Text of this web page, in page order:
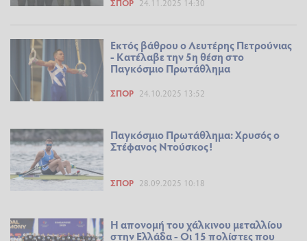
ΣΠΟΡ 24.11.2025 14:30
Εκτός βάθρου ο Λευτέρης Πετρούνιας
- Κατέλαβε την 5η θέση στο
Παγκόσμιο Πρωτάθλημα
ΣΠΟΡ 24.10.2025 13:52
Παγκόσμιο Πρωτάθλημα: Χρυσός ο
Στέφανος Ντούσκος!
ΣΠΟΡ 28.09.2025 10:18
Η απονομή του χάλκινου μεταλλίου
στην Ελλάδα - Οι 15 πολίστες που